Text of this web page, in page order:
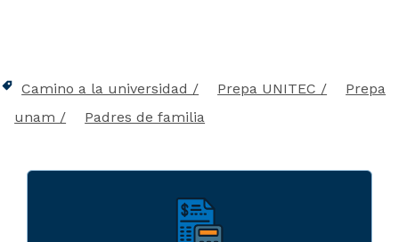
Camino a la universidad Prepa UNITEC
Prepa
unam
Padres de familia